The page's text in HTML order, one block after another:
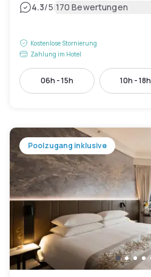
4.3/5|170 Bewertungen
Kostenlose Stornierung
Zahlung im Hotel
06h - 15h 10h - 18h
Poolzugang inklusive